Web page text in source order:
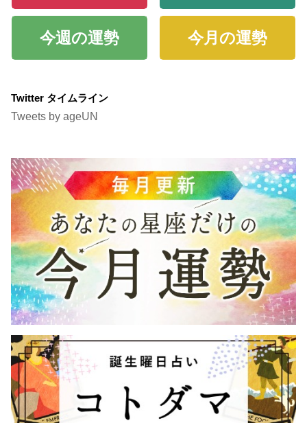
今週の運勢 今月の運勢
Twitter タイムライン
Tweets by ageUN